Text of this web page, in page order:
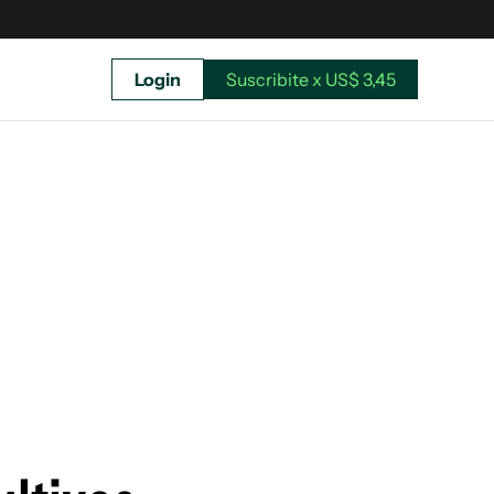
Login Suscribite x US$ 3,45